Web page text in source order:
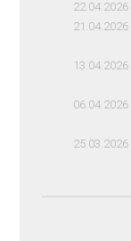
22.04.2026
21.04.2026
13.04.2026
06.04.2026
25.03.2026